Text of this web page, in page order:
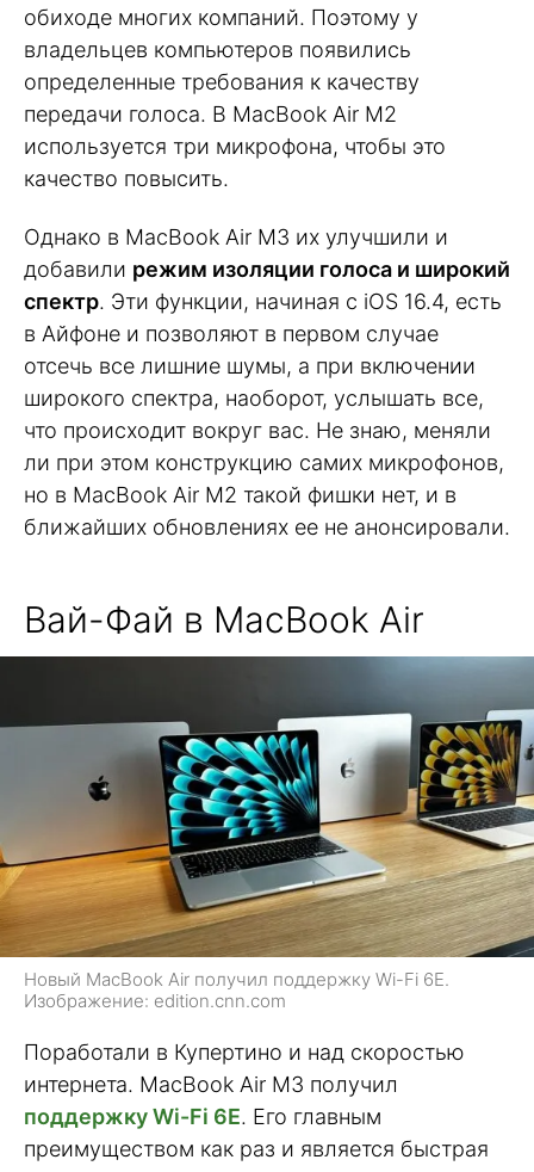
обиходе многих компаний. Поэтому у
владельцев компьютеров появились
определенные требования к качеству
передачи голоса. В MacBook Air M2
используется три микрофона, чтобы это
качество повысить.
Однако в MacBook Air M3 их улучшили и
добавили режим изоляции голоса и широкий
спектр. Эти функции, начиная с iOS 16.4, есть
в Айфоне и позволяют в первом случае
отсечь все лишние шумы, а при включении
широкого спектра, наоборот, услышать все,
что происходит вокруг вас. Не знаю, меняли
ли при этом конструкцию самих микрофонов,
но в MacBook Air M2 такой фишки нет, и в
ближайших обновлениях ее не анонсировали.
Вай-Фай в MacBook Air
Новый MacBook Air получил поддержку Wi-Fi 6E.
Изображение: edition.cnn.com
Поработали в Купертино и над скоростью
интернета. MacBook Air M3 получил
поддержку Wi-Fi 6E. Его главным
преимуществом как раз и является быстрая